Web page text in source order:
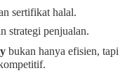
sertifikat halal.
strategi penjualan.
bukan hanya efisien, tapi